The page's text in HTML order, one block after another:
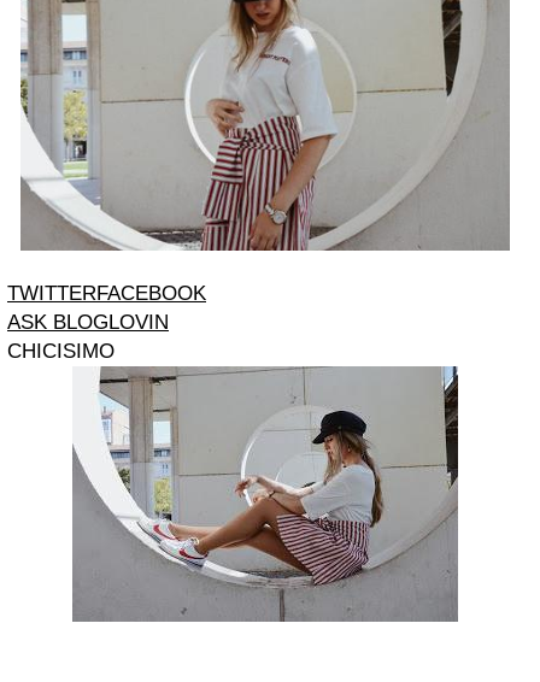
TWITTERFACEBOOK
ASK BLOGLOVIN
CHICISIMO